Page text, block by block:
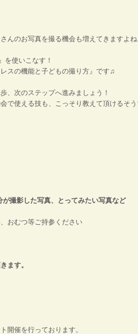
んのお写真を撮る機会も増えてきますよね
を使いこなす！
スの機能と子どもの撮り方』です♫
、次のステップへ進みましょう！
で使える技も、こっそり教えて頂けるそう
が撮影した写真、とってみたい写真など
おむつ等ご持参ください
ます。
開催を行っております。